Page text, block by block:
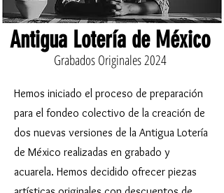
Antigua Lotería de México
Grabados Originales 2024
Hemos iniciado el proceso de preparación
para el fondeo colectivo de la creación de
dos nuevas versiones de la Antigua Lotería
de México realizadas en grabado y
acuarela. Hemos decidido ofrecer piezas